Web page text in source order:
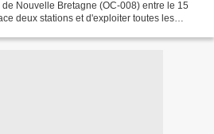
Nouvelle Bretagne (OC-008) entre le 15
deux stations et d'exploiter toutes les